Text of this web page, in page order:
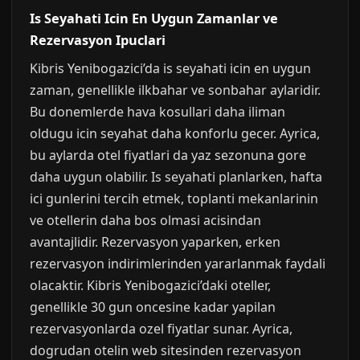
Is Seyahati Icin En Uygun Zamanlar ve
Rezervasyon Ipuclari
Kibris Yenibogazici’da is seyahati icin en uygun
zaman, genellikle ilkbahar ve sonbahar aylaridir.
Bu donemlerde hava kosullari daha iliman
oldugu icin seyahat daha konforlu gecer. Ayrica,
bu aylarda otel fiyatlari da yaz sezonuna gore
daha uygun olabilir. Is seyahati planlarken, hafta
ici gunlerini tercih etmek, toplanti mekanlarinin
ve otellerin daha bos olmasi acisindan
avantajlidir. Rezervasyon yaparken, erken
rezervasyon indirimlerinden yararlanmak faydali
olacaktir. Kibris Yenibogazici’daki oteller,
genellikle 30 gun oncesine kadar yapilan
rezervasyonlarda ozel fiyatlar sunar. Ayrica,
dogrudan otelin web sitesinden rezervasyon